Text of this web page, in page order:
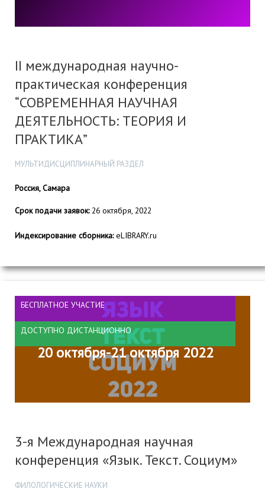
II международная научно-
практическая конференция
“СОВРЕМЕННАЯ НАУЧНАЯ
ДЕЯТЕЛЬНОСТЬ: ТЕОРИЯ И
ПРАКТИКА”
МУЛЬТИДИСЦИПЛИНАРНЫЙ РАЗДЕЛ
Россия, Самара
Срок подачи заявок:26 октября, 2022
Индексирование сборника:eLIBRARY.ru
БЕСПЛАТНОЕ УЧАСТИЕ
ДОСТУПНО ДИСТАНЦИОННО
20 октября-21 октября 2022
3-я Международная научная
конференция «Язык. Текст. Социум»
ФИЛОЛОГИЧЕСКИЕ НАУКИ